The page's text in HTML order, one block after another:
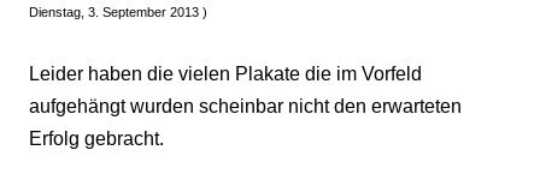
Dienstag, 3. September 2013 )
Leider haben die vielen Plakate die im Vorfeld
aufgehängt wurden scheinbar nicht den erwarteten
Erfolg gebracht.